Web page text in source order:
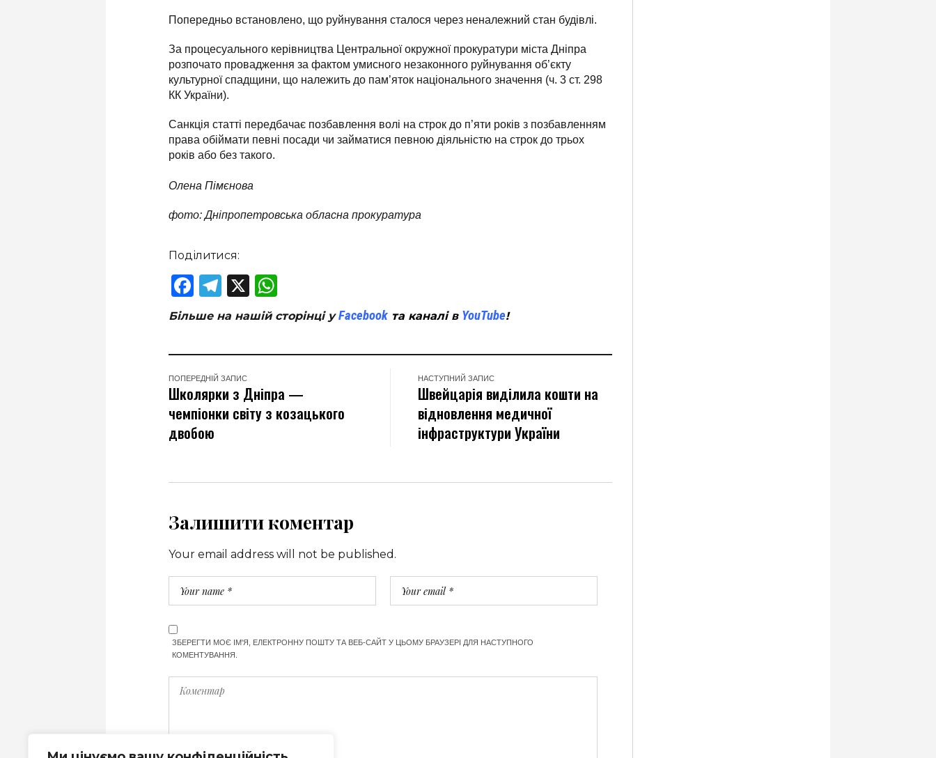
Попередньо встановлено, що руйнування сталося через неналежний стан будівлі.
За процесуального керівництва Центральної окружної прокуратури міста Дніпра
розпочато провадження за фактом умисного незаконного руйнування об’єкту
культурної спадщини, що належить до пам’яток національного значення (ч. 3 ст. 298
КК України).
Санкція статті передбачає позбавлення волі на строк до п’яти років з позбавленням
права обіймати певні посади чи займатися певною діяльністю на строк до трьох
років або без такого.
Олена Пімєнова
фото: Дніпропетровська обласна прокуратура
Поділитися:
Facebook
Telegram
X
Більше на нашій сторінці уFacebook та каналі в YouTube!
ПОПЕРЕДНІЙ ЗАПИС
Школярки з Дніпра —
чемпіонки світу з козацького
двобою
НАСТУПНИЙ ЗАПИС
Швейцарія виділила кошти на
відновлення медичної
інфраструктури України
Залишити коментар
Your email address will not be published.
ЗБЕРЕГТИ МОЄ ІМ'Я, ЕЛЕКТРОННУ ПОШТУ ТА ВЕБ-САЙТ У ЦЬОМУ БРАУЗЕРІ ДЛЯ НАСТУПНОГО
КОМЕНТУВАННЯ.